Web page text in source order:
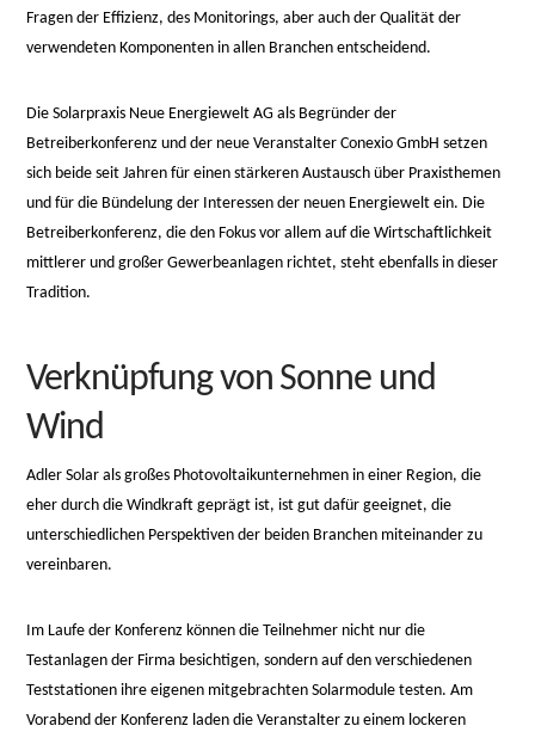
Fragen der Effizienz, des Monitorings, aber auch der Qualität der
verwendeten Komponenten in allen Branchen entscheidend.
Die Solarpraxis Neue Energiewelt AG als Begründer der
Betreiberkonferenz und der neue Veranstalter Conexio GmbH setzen
sich beide seit Jahren für einen stärkeren Austausch über Praxisthemen
und für die Bündelung der Interessen der neuen Energiewelt ein. Die
Betreiberkonferenz, die den Fokus vor allem auf die Wirtschaftlichkeit
mittlerer und großer Gewerbeanlagen richtet, steht ebenfalls in dieser
Tradition.
Verknüpfung von Sonne und
Wind
Adler Solar als großes Photovoltaikunternehmen in einer Region, die
eher durch die Windkraft geprägt ist, ist gut dafür geeignet, die
unterschiedlichen Perspektiven der beiden Branchen miteinander zu
vereinbaren.
Im Laufe der Konferenz können die Teilnehmer nicht nur die
Testanlagen der Firma besichtigen, sondern auf den verschiedenen
Teststationen ihre eigenen mitgebrachten Solarmodule testen. Am
Vorabend der Konferenz laden die Veranstalter zu einem lockeren